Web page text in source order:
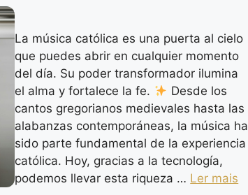
La música católica es una puerta al cielo
que puedes abrir en cualquier momento
del día. Su poder transformador ilumina
el alma y fortalece la fe.
Desde los
cantos gregorianos medievales hasta las
alabanzas contemporáneas, la música ha
sido parte fundamental de la experiencia
católica. Hoy, gracias a la tecnología,
podemos llevar esta riqueza … Ler mais